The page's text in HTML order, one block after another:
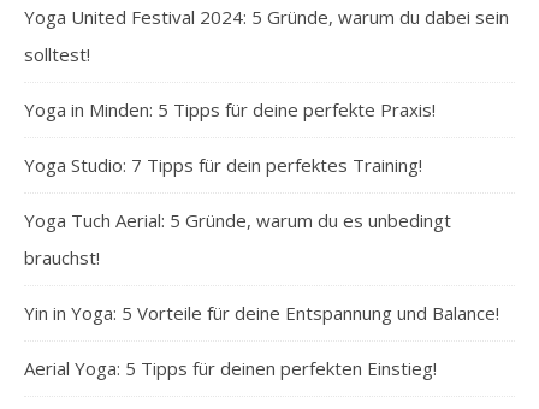
Yoga United Festival 2024: 5 Gründe, warum du dabei sein
solltest!
Yoga in Minden: 5 Tipps für deine perfekte Praxis!
Yoga Studio: 7 Tipps für dein perfektes Training!
Yoga Tuch Aerial: 5 Gründe, warum du es unbedingt
brauchst!
Yin in Yoga: 5 Vorteile für deine Entspannung und Balance!
Aerial Yoga: 5 Tipps für deinen perfekten Einstieg!